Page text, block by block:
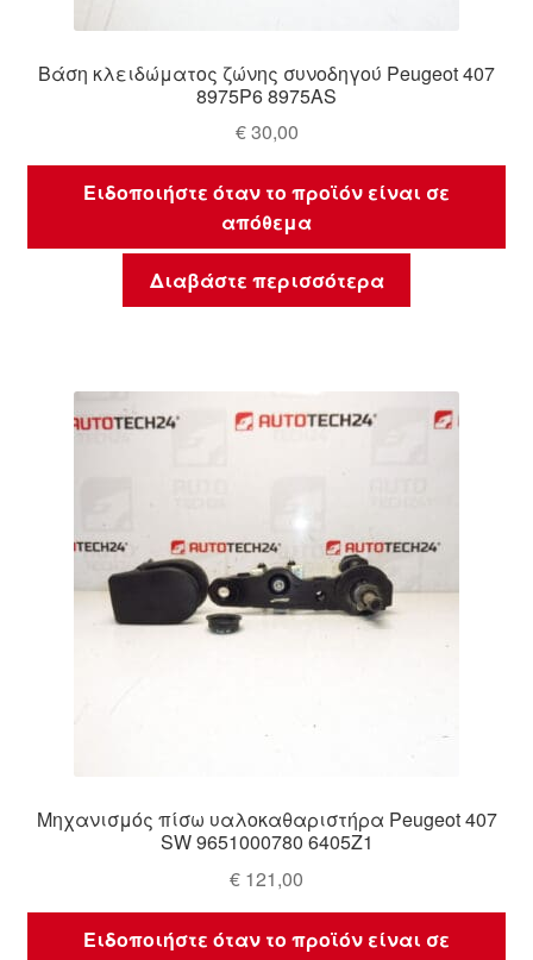
Βάση κλειδώματος ζώνης συνοδηγού Peugeot 407
8975P6 8975AS
€30,00
Ειδοποιήστε όταν το προϊόν είναι σε
απόθεμα
Διαβάστε περισσότερα
Μηχανισμός πίσω υαλοκαθαριστήρα Peugeot 407
SW 9651000780 6405Z1
€ 121,00
Ειδοποιήστε όταν το προϊόν είναι σε